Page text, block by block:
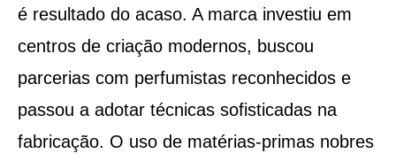
é resultado do acaso. A marca investiu em
centros de criação modernos, buscou
parcerias com perfumistas reconhecidos e
passou a adotar técnicas sofisticadas na
fabricação. O uso de matérias-primas nobres